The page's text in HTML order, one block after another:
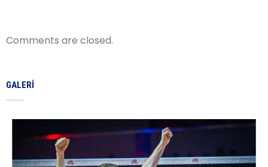
Comments are closed.
GALERI